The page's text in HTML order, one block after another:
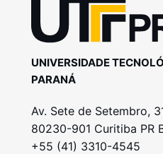
UNIVERSIDADE
PARANÁ
Av. Sete de Setembro,
80230-901 Curitiba
+55 (41) 3310-4545